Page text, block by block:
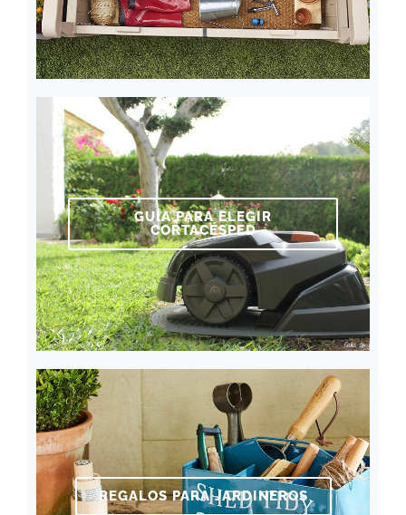
GUÍA PARA ELEGIR
CORTACÉSPED
REGALOS PARA JARDINEROS